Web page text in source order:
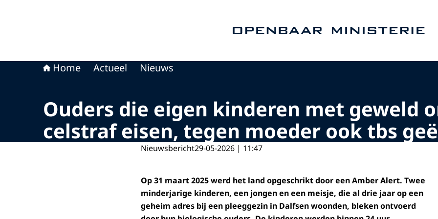
Home Actueel Nieuws
Ouders die eigen kinderen met geweld
celstraf eisen, tegen moeder ook tbs
Nieuwsbericht29-05-2026 | 11:47
Op 31 maart 2025 werd het land opgeschrikt door een Amber Alert. Twee
minderjarige kinderen, een jongen en een meisje, die al drie jaar op een
geheim adres bij een pleeggezin in Dalfsen woonden, bleken ontvoerd